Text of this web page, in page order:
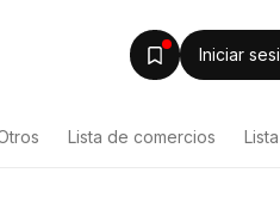
Iniciar
Lista de comercios